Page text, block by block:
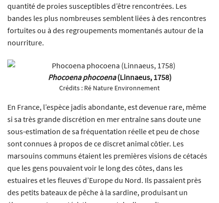
quantité de proies susceptibles d’être rencontrées. Les
bandes les plus nombreuses semblent liées à des rencontres
fortuites ou à des regroupements momentanés autour de la
nourriture.
Phocoena phocoena(Linnaeus, 1758)
Crédits : Ré Nature Environnement
En France, l’espèce jadis abondante, est devenue rare, même
si sa très grande discrétion en mer entraîne sans doute une
sous-estimation de sa fréquentation réelle et peu de chose
sont connues à propos de ce discret animal côtier. Les
marsouins communs étaient les premières visions de cétacés
que les gens pouvaient voir le long des côtes, dans les
estuaires et les fleuves d’Europe du Nord. Ils passaient près
des petits bateaux de pêche à la sardine, produisant un